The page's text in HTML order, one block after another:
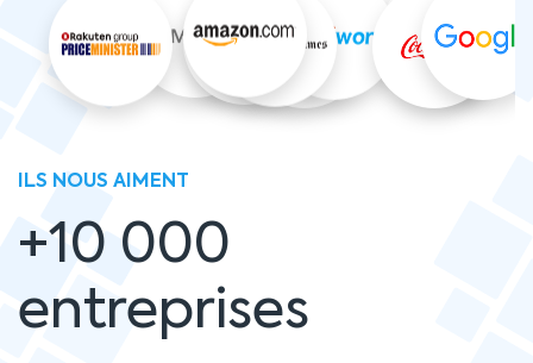
ILS NOUS AIMENT
+10 000
entreprises